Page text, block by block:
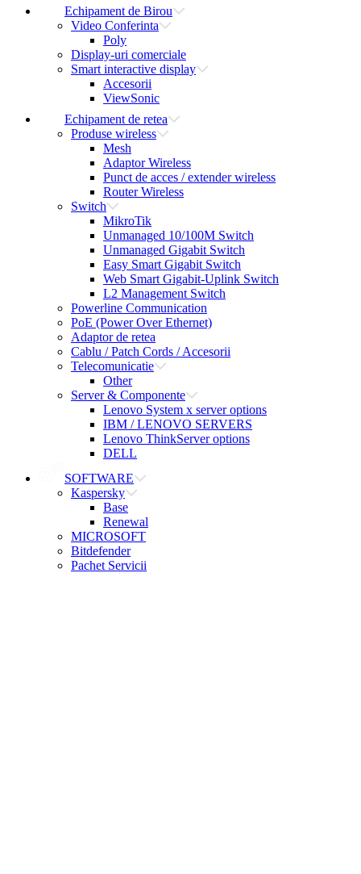
Echipament de Birou
Video Conferinta
Poly
Display-uri comerciale
Smart interactive display
Accesorii
ViewSonic
Echipament de retea
Produse wireless
Mesh
Adaptor Wireless
Punct de acces / extender wireless
Router Wireless
Switch
MikroTik
Unmanaged 10/100M Switch
Unmanaged Gigabit Switch
Easy Smart Gigabit Switch
Web Smart Gigabit-Uplink Switch
L2 Management Switch
Powerline Communication
PoE (Power Over Ethernet)
Adaptor de retea
Cablu / Patch Cords / Accesorii
Telecomunicatie
Other
Server & Componente
Lenovo System x server options
IBM / LENOVO SERVERS
Lenovo ThinkServer options
DELL
SOFTWARE
Kaspersky
Base
Renewal
MICROSOFT
Bitdefender
Pachet Servicii